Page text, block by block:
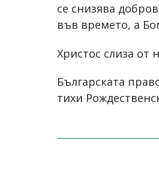
се снизява
във времето, a
Христос слиза от
Българската
тихи